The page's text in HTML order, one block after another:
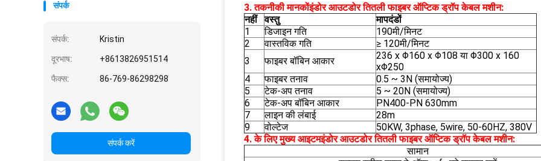
संपर्क
संपर्क: Kristin
दूरभाष: +8613826951514
फैक्स: 86-769-86298298
संपर्क करें
3. तकनीकी मानकोंइंडोर आउटडोर तितली फाइबर ऑप्टिक ड्रॉप केबल मशीन:
नहीं
वस्तु
मापदंडों
1
डिजाइन गति
190मी/मिनट
2
वास्तविक गति
≥ 120मी/मिनट
3
फाइबर बॉबिन आकार
236 x Φ160 x Φ108 या Φ300 x 160
xΦ250
4
फाइबर तनाव
0.5 ~ 3N (समायोज्य)
5
टेक-अप तनाव
5 ~ 20N (समायोज्य)
6
टेक-अप बॉबिन आकार
PN400-PN 630mm
7
लाइन की लंबाई
28m
9
वोल्टेज
50KW, 3phase, 5wire, 50-60HZ, 380V
4. के लिए मुख्य आइटमइंडोर आउटडोर तितली फाइबर ऑप्टिक ड्रॉप केबल मशीन:
सामान